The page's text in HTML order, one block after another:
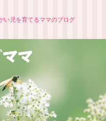
い児を育てるママのブログ